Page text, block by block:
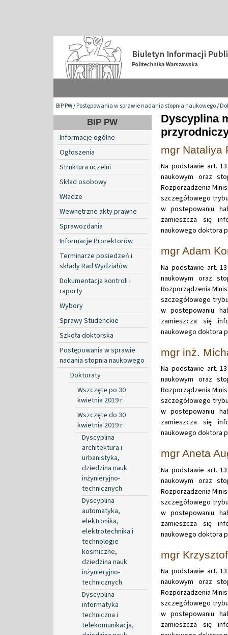
BIP PW/Postępowania w sprawie nadania stopnia naukowego/
BIP PW
Informacje ogólne
Ogłoszenia
Struktura uczelni
Skład osobowy
Władze
Wewnętrzne akty prawne
Sprawozdania
Informacje Prorektorów
Terminarze posiedzeń i
składy Rad Wydziałów
Dokumentacja kontroli i
raporty
Wybory
Sprawy Studenckie
Szkoła doktorska
Postępowania w sprawie
nadania stopnia naukowego
Doktoraty
Wszczęte po 30
kwietnia 2019 r.
Wszczęte do 30
kwietnia 2019 r.
Dyscyplina
architektura i
urbanistyka,
dziedzina nauk
inżynieryjno-
technicznych
Dyscyplina
automatyka,
elektronika,
elektrotechnika i
technologie
kosmiczne,
dziedzina nauk
inżynieryjno-
technicznych
Dyscyplina
informatyka
techniczna i
telekomunikacja,
Dyscyplina
mgr Nataliya
Na podstawie art.
naukowym oraz
Rozporządzenia
szczegółowego
w postepowaniu
zamieszcza się
naukowego doktora
mgr Adam
Na podstawie art.
naukowym oraz
Rozporządzenia
szczegółowego
w postepowaniu
zamieszcza się
naukowego doktora
mgr inż.
Na podstawie art.
naukowym oraz
Rozporządzenia
szczegółowego
w postepowaniu
zamieszcza się
naukowego doktora
mgr Aneta
Na podstawie art.
naukowym oraz
Rozporządzenia
szczegółowego
w postepowaniu
zamieszcza się
naukowego doktora
mgr
Na podstawie art.
naukowym oraz
Rozporządzenia
szczegółowego
w postepowaniu
zamieszcza się